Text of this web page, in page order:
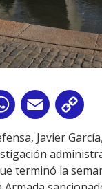
WhatsApp
Email
Javier
terminó la